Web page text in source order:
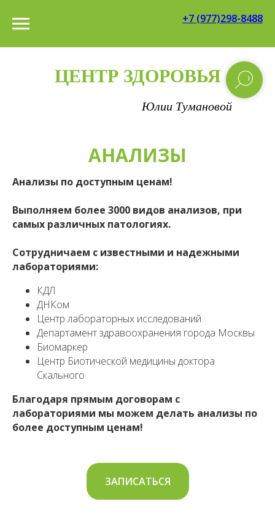
+7 (977)298-8488
ЦЕНТР ЗДОРОВЬЯ
Юлии Тумановой
АНАЛИЗЫ
Анализы по доступным ценам!
Выполняем более 3000 видов анализов, при
самых различных патологиях.
Сотрудничаем с известными и надежными
лабораториями:
КДЛ
ДНКом
Центр лабораторных исследований
Департамент здравоохранения города Москвы
Биомаркер
Центр Биотической медицины доктора
Скального
Благодаря прямым договорам с
лабораториями мы можем делать анализы по
более доступным ценам!
ЗАПИСАТЬСЯ